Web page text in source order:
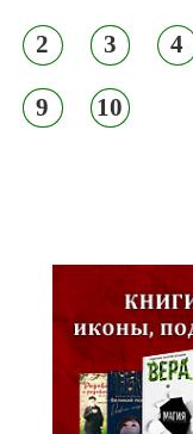
2 3 4
9 10